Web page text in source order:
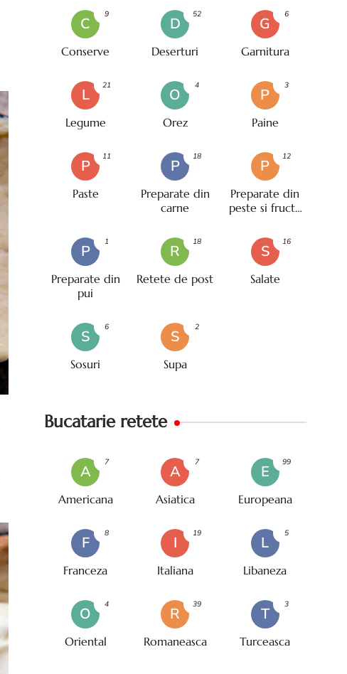
C
Conserve
9
D
Deserturi
52
G
Garnitura
6
L
Legume
21
O
Orez
4
P
Paine
3
P
Paste
11
P
Preparate din
carne
18
P
Preparate din
peste si fructe
12
P
Preparate din
pui
1
R
Retete de post
18
S
Salate
16
S
Sosuri
6
S
Supa
2
Bucatarie retete
A
Americana
7
A
Asiatica
7
E
Europeana
99
F
Franceza
8
I
Italiana
19
L
Libaneza
5
O
Oriental
4
R
Romaneasca
39
T
Turceasca
3